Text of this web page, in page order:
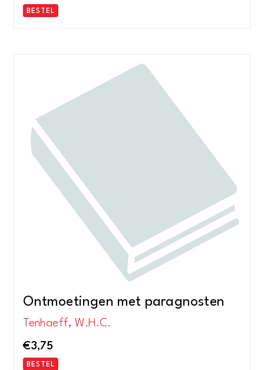
BESTEL
Ontmoetingen met paragnosten
Tenhaeff, W.H.C.
€3,75
BESTEL